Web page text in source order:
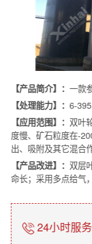
【产品简介】： 一款
【处理能力】： 6-
【应用范围】： 双叶
度慢、矿石粒度在-
出、吸附及其它混合
【产品改进】： 双层
命长；采用多点给气
24小时服务